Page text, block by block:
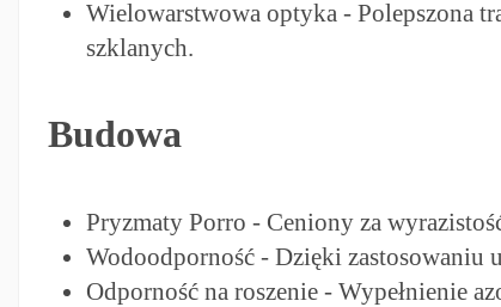
Wielowarstwowa optyka - Polepszona
szklanych.
Budowa
Pryzmaty Porro - Ceniony za
Wodoodporność - Dzięki zastosowaniu
Odporność na roszenie - Wypełnienie